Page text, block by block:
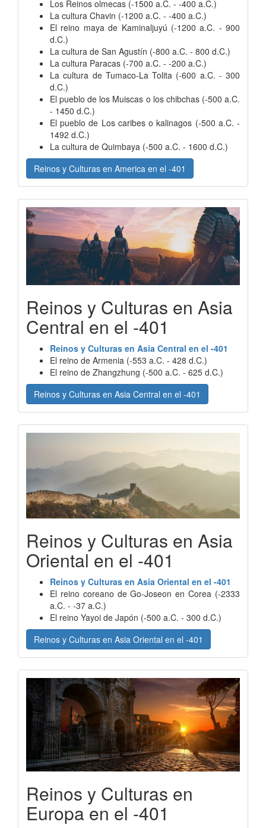
Los Reinos olmecas (-1500 a.C. - -400 a.C.)
La cultura Chavin (-1200 a.C. - -400 a.C.)
El reino maya de Kaminaljuyú (-1200 a.C. - 900
d.C.)
La cultura de San Agustín (-800 a.C. - 800 d.C.)
La cultura Paracas (-700 a.C. - -200 a.C.)
La cultura de Tumaco-La Tolita (-600 a.C. - 300
d.C.)
El pueblo de los Muiscas o los chibchas (-500 a.C.
- 1450 d.C.)
El pueblo de Los caribes o kalinagos (-500 a.C. -
1492 d.C.)
La cultura de Quimbaya (-500 a.C. - 1600 d.C.)
Reinos y Culturas en America en el -401
Reinos y Culturas en Asia
Central en el -401
Reinos y Culturas en Asia Central en el -401
El reino de Armenia (-553 a.C. - 428 d.C.)
El reino de Zhangzhung (-500 a.C. - 625 d.C.)
Reinos y Culturas en Asia Central en el -401
Reinos y Culturas en Asia
Oriental en el -401
Reinos y Culturas en Asia Oriental en el -401
El reino coreano de Go-Joseon en Corea (-2333
a.C. - -37 a.C.)
El reino Yayoi de Japón (-500 a.C. - 300 d.C.)
Reinos y Culturas en Asia Oriental en el -401
Reinos y Culturas en
Europa en el -401